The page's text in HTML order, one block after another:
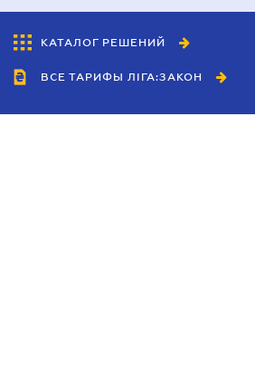
КАТАЛОГ РЕШЕНИЙ
ВСЕ ТАРИФЫ ЛІГА:ЗАКОН